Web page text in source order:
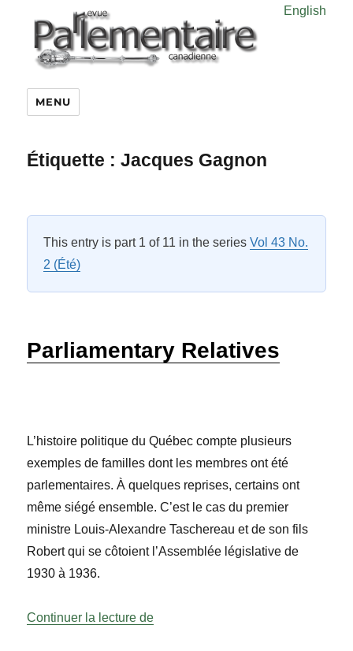
English
MENU
Étiquette :Jacques Gagnon
This entry is part 1 of 11 in the seriesVol 43 No.
2 (Été)
Parliamentary Relatives
L’histoire politique du Québec compte plusieurs
exemples de familles dont les membres ont été
parlementaires. À quelques reprises, certains ont
même siégé ensemble. C’est le cas du premier
ministre Louis-Alexandre Taschereau et de son fils
Robert qui se côtoient l’Assemblée législative de
1930 à 1936.
Continuer la lecture de« Parliamentary Relatives »